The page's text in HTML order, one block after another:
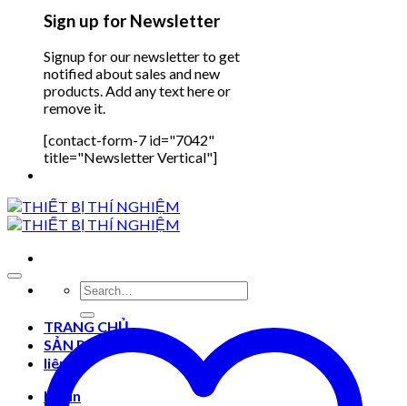
Sign up for Newsletter
Signup for our newsletter to get
notified about sales and new
products. Add any text here or
remove it.
[contact-form-7 id="7042"
title="Newsletter Vertical"]
Search
for:
TRANG CHỦ
SẢN PHẨM
liên hệ
Login